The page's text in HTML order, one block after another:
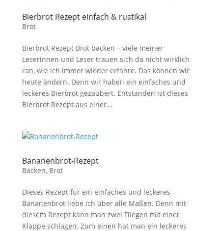
Bierbrot Rezept einfach & rustikal
Brot
Bierbrot Rezept Brot backen – viele meiner
Leserinnen und Leser trauen sich da nicht wirklich
ran, wie ich immer wieder erfahre. Das können wir
heute ändern. Denn wir haben ein einfaches und
leckeres Bierbrot gezaubert. Entstanden ist dieses
Bierbrot Rezept aus einer...
Bananenbrot-Rezept
Backen, Brot
Dieses Rezept für ein einfaches und leckeres
Bananenbrot liebe ich über alle Maßen. Denn mit
diesem Rezept kann man zwei Fliegen mit einer
Klappe schlagen. Zum einen hat man ein leckeres